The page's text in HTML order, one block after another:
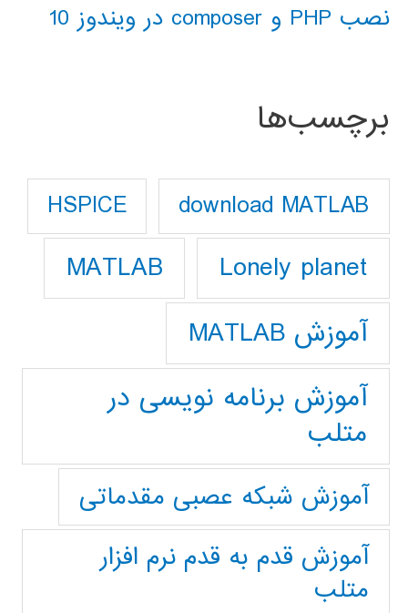
نصب PHP و composer در ویندوز 10
برچسب‌ها
download MATLAB
HSPICE
Lonely planet
MATLAB
آموزش MATLAB
آموزش برنامه نویسی در
متلب
آموزش شبکه عصبی مقدماتی
آموزش قدم به قدم نرم افزار
متلب